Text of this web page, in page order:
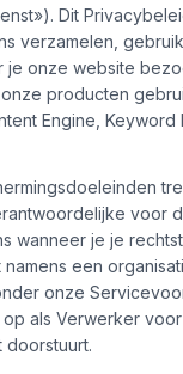
Dit
verzamelen,
je onze website
producten
Engine,
voor
wanneer je je
een
onze
als Verwerker
doorstuurt.